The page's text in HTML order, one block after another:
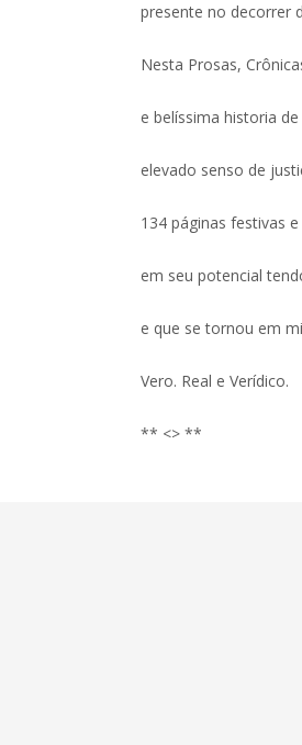
presente no decorrer
Nesta Prosas,
e belíssima historia
elevado senso de
134 páginas festivas
em seu potencial
e que se tornou em
Vero. Real e Verídico.
** <> **